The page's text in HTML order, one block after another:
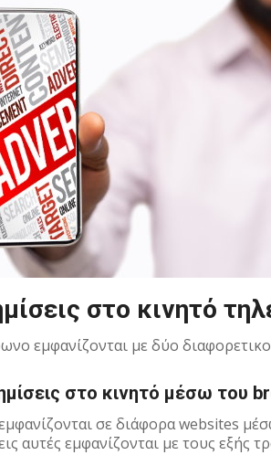
στο κινητό
εμφανίζονται με δύο
στο κινητό μέσω του
σε διάφορα websites
αυτές εμφανίζονται με τους εξής